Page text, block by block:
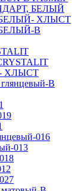
БЕЛЫЙ
БЕЛЫЙ- ХЛЫСТ
В
- ХЛЫСТ
В
016
013